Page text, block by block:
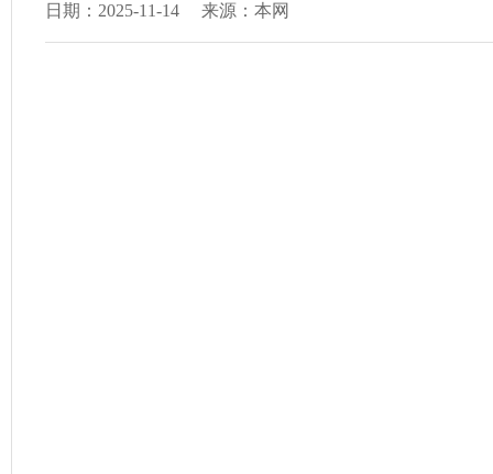
日期：2025-11-14 来源：本网